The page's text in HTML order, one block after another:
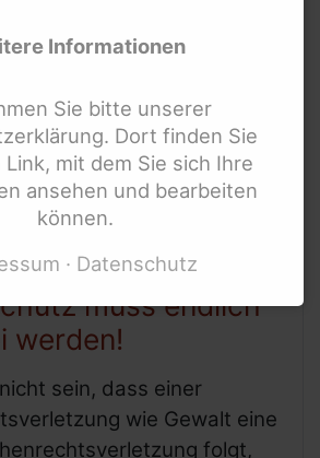
und mehr
Links
Frauen und Kinder mit
berücksichtigt.
muss endlich
werden!
sein, dass einer
wie Gewalt eine
folgt,
Informationen
Sie bitte unserer
Dort finden Sie
Link, mit dem Sie sich Ihre
ansehen und bearbeiten
können.
Datenschutz